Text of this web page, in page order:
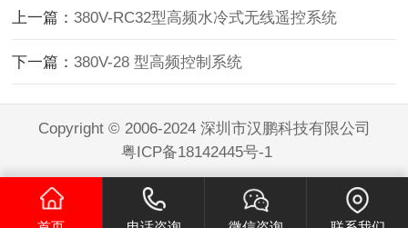
上一篇：380V-RC32型高频水冷式无线遥控系统
下一篇：380V-28 型高频控制系统
Copyright © 2006-2024 深圳市汉鹏科技有限公司
粤ICP备18142445号-1